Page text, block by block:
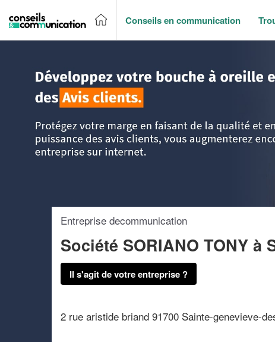
Conseils en communication
Entreprise decommunication
Société SORIANO TONY à
Il s'agit de votre entreprise ?
2 rue aristide briand 91700 Sainte-genevieve-